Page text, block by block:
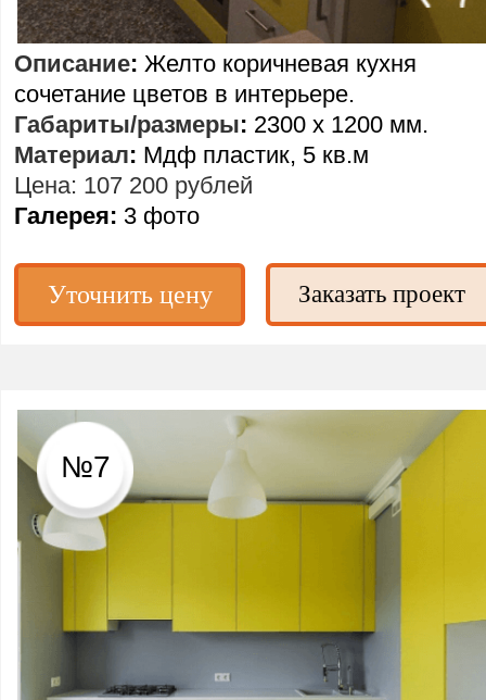
Описание: Желто коричневая кухня
сочетание цветов в интерьере.
Габариты/размеры: 2300 х 1200 мм.
Материал: Мдф пластик, 5 кв.м
Цена: 107 200 рублей
Галерея: 3 фото
Уточнить цену Заказать проект
№7